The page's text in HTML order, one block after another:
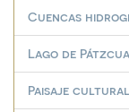
Cuencas
Lago de
Paisaje cultural